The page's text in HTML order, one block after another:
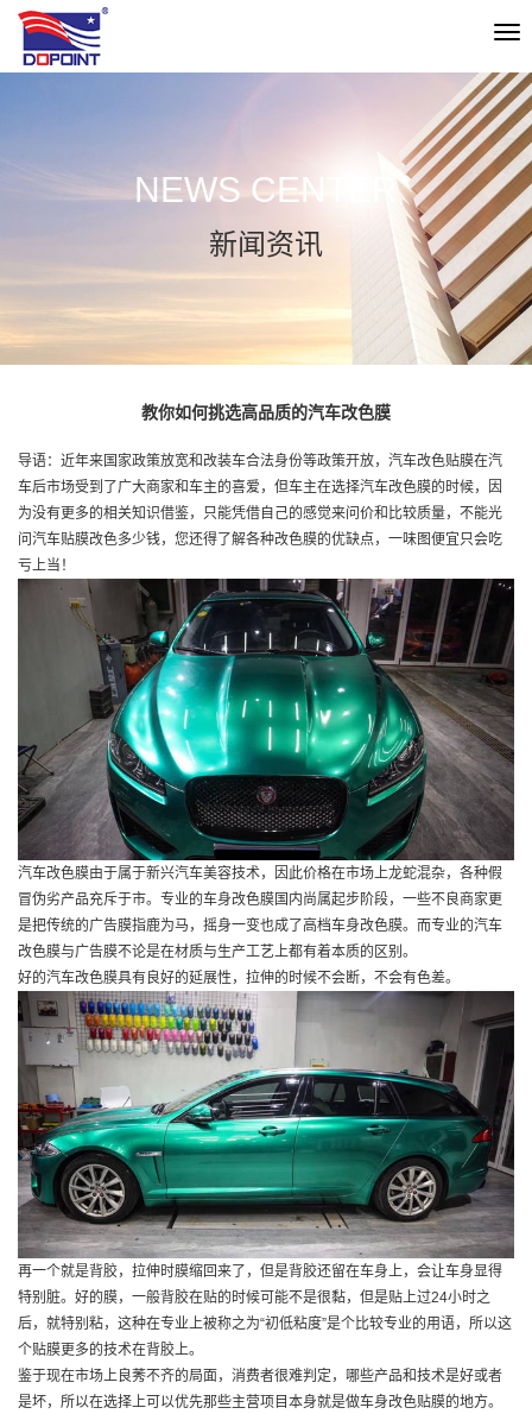
切
导
航
NEWS CENTER
新闻资讯
教你如何挑选高品质的汽车改色膜
导语：近年来国家政策放宽和改装车合法身份等政策开放，汽车改色贴膜在汽
车后市场受到了广大商家和车主的喜爱，但车主在选择汽车改色膜的时候，因
为没有更多的相关知识借鉴，只能凭借自己的感觉来问价和比较质量，不能光
问汽车贴膜改色多少钱，您还得了解各种改色膜的优缺点，一味图便宜只会吃
亏上当！
汽车改色膜由于属于新兴汽车美容技术，因此价格在市场上龙蛇混杂，各种假
冒伪劣产品充斥于市。专业的车身改色膜国内尚属起步阶段，一些不良商家更
是把传统的广告膜指鹿为马，摇身一变也成了高档车身改色膜。而专业的汽车
改色膜与广告膜不论是在材质与生产工艺上都有着本质的区别。
好的汽车改色膜具有良好的延展性，拉伸的时候不会断，不会有色差。
再一个就是背胶，拉伸时膜缩回来了，但是背胶还留在车身上，会让车身显得
特别脏。好的膜，一般背胶在贴的时候可能不是很黏，但是贴上过24小时之
后，就特别粘，这种在专业上被称之为“初低粘度”是个比较专业的用语，所以这
个贴膜更多的技术在背胶上。
鉴于现在市场上良莠不齐的局面，消费者很难判定，哪些产品和技术是好或者
是坏，所以在选择上可以优先那些主营项目本身就是做车身改色贴膜的地方。